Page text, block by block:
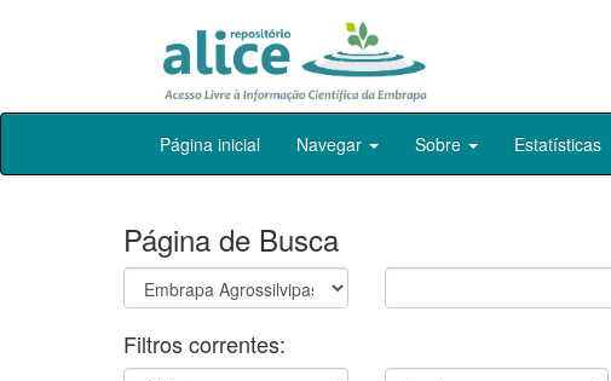
Skip
Página inicial Navegar Sobre Estatísticas
Página de Busca
Filtros correntes: